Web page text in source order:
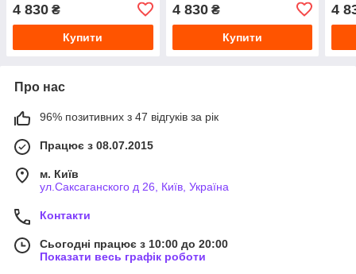
4 830 ₴
Купити
4 830₴
Купити
4
Про нас
96% позитивних з 47 відгуків за рік
Працює з 08.07.2015
м. Київ
ул.Саксаганского д 26, Київ, Україна
Контакти
Сьогодні працює з 10:00 до 20:00
Показати весь графік роботи